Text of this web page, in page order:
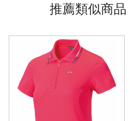
推薦類似商品